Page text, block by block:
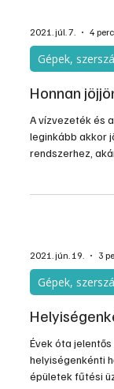
2021. júl. 7. 4
Gépek,
Honnan
A vízvezeték és
leginkább akkor
rendszerhez,
2021. jún. 19. 3
Gépek,
Évek óta
helyiségenkénti
épületek fűtési